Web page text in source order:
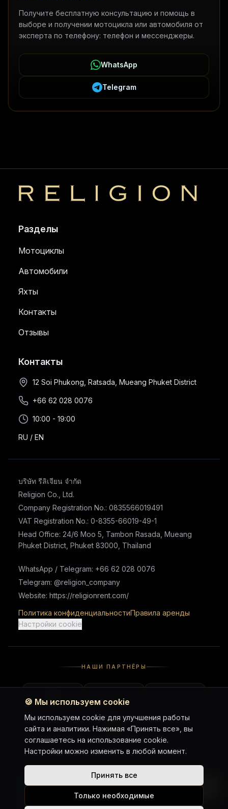
Получите бесплатную консультацию и помощь в
выборе и получении мотоцикла или автомобиля от
эксперта по телефону: телефон и мессенджеры.
WhatsApp
Telegram
Religion
Разделы
Мотоциклы
Автомобили
Яхты
Контакты
Отзывы
Контакты
12 Soi Phukong, Ratsada, Mueang Phuket District
+66 62 028 0076
10:00 - 19:00
RU / EN
บริษัท รีลิเจียน จำกัด
Religion Co., Ltd.
Company Registration No.: 0835566019491
VAT Registration No.: 0-8355-66019-49-1
Head Office: 24/6 Moo 5, Tambon Rasada, Mueang
Phuket District, Phuket 83000, Thailand
WhatsApp / Telegram: +66 62 028 0076
Telegram: @religion_company
Website: https://religionrent.com/
Политика конфиденциальностиПравила аренды
Настройки cookie
НАШИ ПАРТНЁРЫ
Telegram Chat
Telegram Channel
Google Maps
Instagram
🍪 Мы используем cookie
Мы используем cookie для улучшения работы
сайта и аналитики. Нажимая «Принять все», вы
соглашаетесь на использование cookie.
Настройки можно изменить в любой момент.
Принять все
Только необходимые